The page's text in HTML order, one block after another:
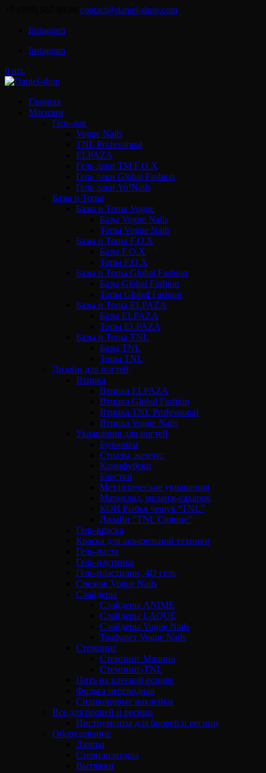
contact@daniel-shop.com
Instagram
Instagram
0 шт.
Главная
Магазин
Гель-лак
Vogue Nails
TNL Professional
ELPAZA
Гель лаки ТМ F.O.X
Гель лаки Global Fashion
Гель лаки Yo!Nails
Базы и Топы
Базы и Топы Vogue
Базы Vogue Nails
Топы Vogue Nails
Базы и Топы F.O.X
Базы F.O.X
Топы F.O.X
Базы и Топы Global Fashion
Базы Global Fashion
Топы Global Fashion
Базы и Топы ELPAZA
Базы ELPAZA
Топы ELPAZA
Базы и Топы TNL
Базы TNL
Топы TNL
Дизайн для ногтей
Втирка
Втирка ELPAZA
Втирка Global Fashion
Втирка TNL Professional
Втирка Vogue Nails
Украшения для ногтей
Бульонки
Стразы, жемчуг
Камифубуки
Блестки
Металлические украшения
Мармелад, меланж-сахарок
КОИ Рыбья чешуя “TNL”
Дизайн “TNL Сияние”
Гель-краска
Краска для акварельной техники
Гель-паста
Гель-паутинка
Гель-пластилин, 4D гель
Снежок Vogue Nails
Слайдеры
Слайдеры ANIME
Слайдеры LAQUE
Слайдеры Vogue Nails
Трафарет Vogue Nails
Стемпинг
Стемпинг Малина
Стемпинг-TNL
Нить на клеевой основе
Фольга переводная
Силиконовые наклейки
Все для бровей и ресниц
Инструменты для бровей и ресниц
Оборудование
Лампы
Стерилизаторы
Вытяжки